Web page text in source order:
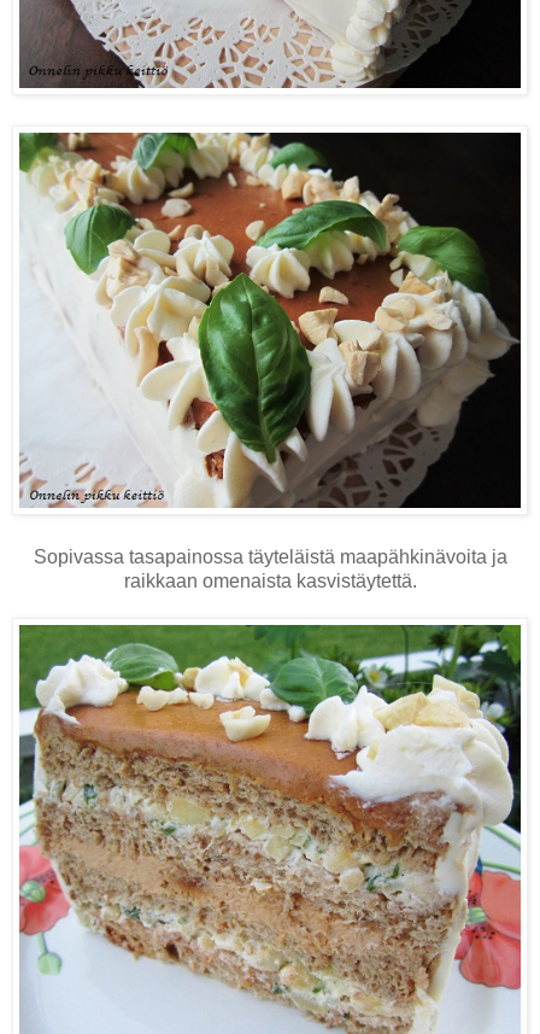
Sopivassa tasapainossa täyteläistä maapähkinävoita ja
raikkaan omenaista kasvistäytettä.